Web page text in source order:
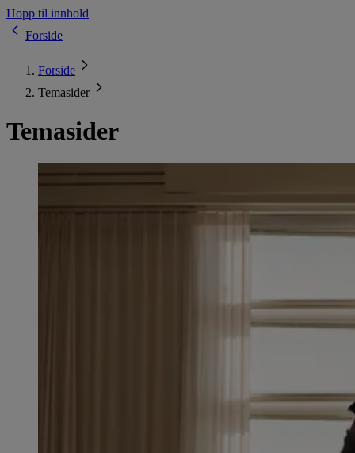
Hopp til innhold
Forside
Forside
Temasider
Temasider